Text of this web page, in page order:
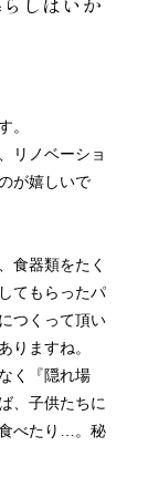
。
リノベーショ
が嬉しいで
食器類をたく
てもらったパ
つくって頂い
りますね。
く『隠れ場
、子供たちに
べたり…。秘